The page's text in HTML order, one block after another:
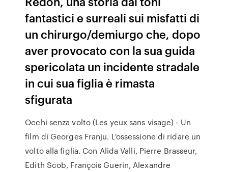
fantastici e surreali sui misfatti di
un chirurgo/demiurgo che, dopo
aver provocato con la sua guida
spericolata un incidente stradale
in cui sua figlia è rimasta
sfigurata
Occhi senza volto (Les yeux sans visage) - Un
film di Georges Franju. L'ossessione di ridare un
volto alla figlia. Con Alida Valli, Pierre Brasseur,
Edith Scob, François Guerin, Alexandre